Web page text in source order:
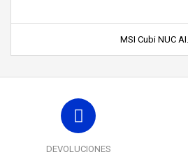
MSI Cubi NUC AI...
DEVOLUCIONES